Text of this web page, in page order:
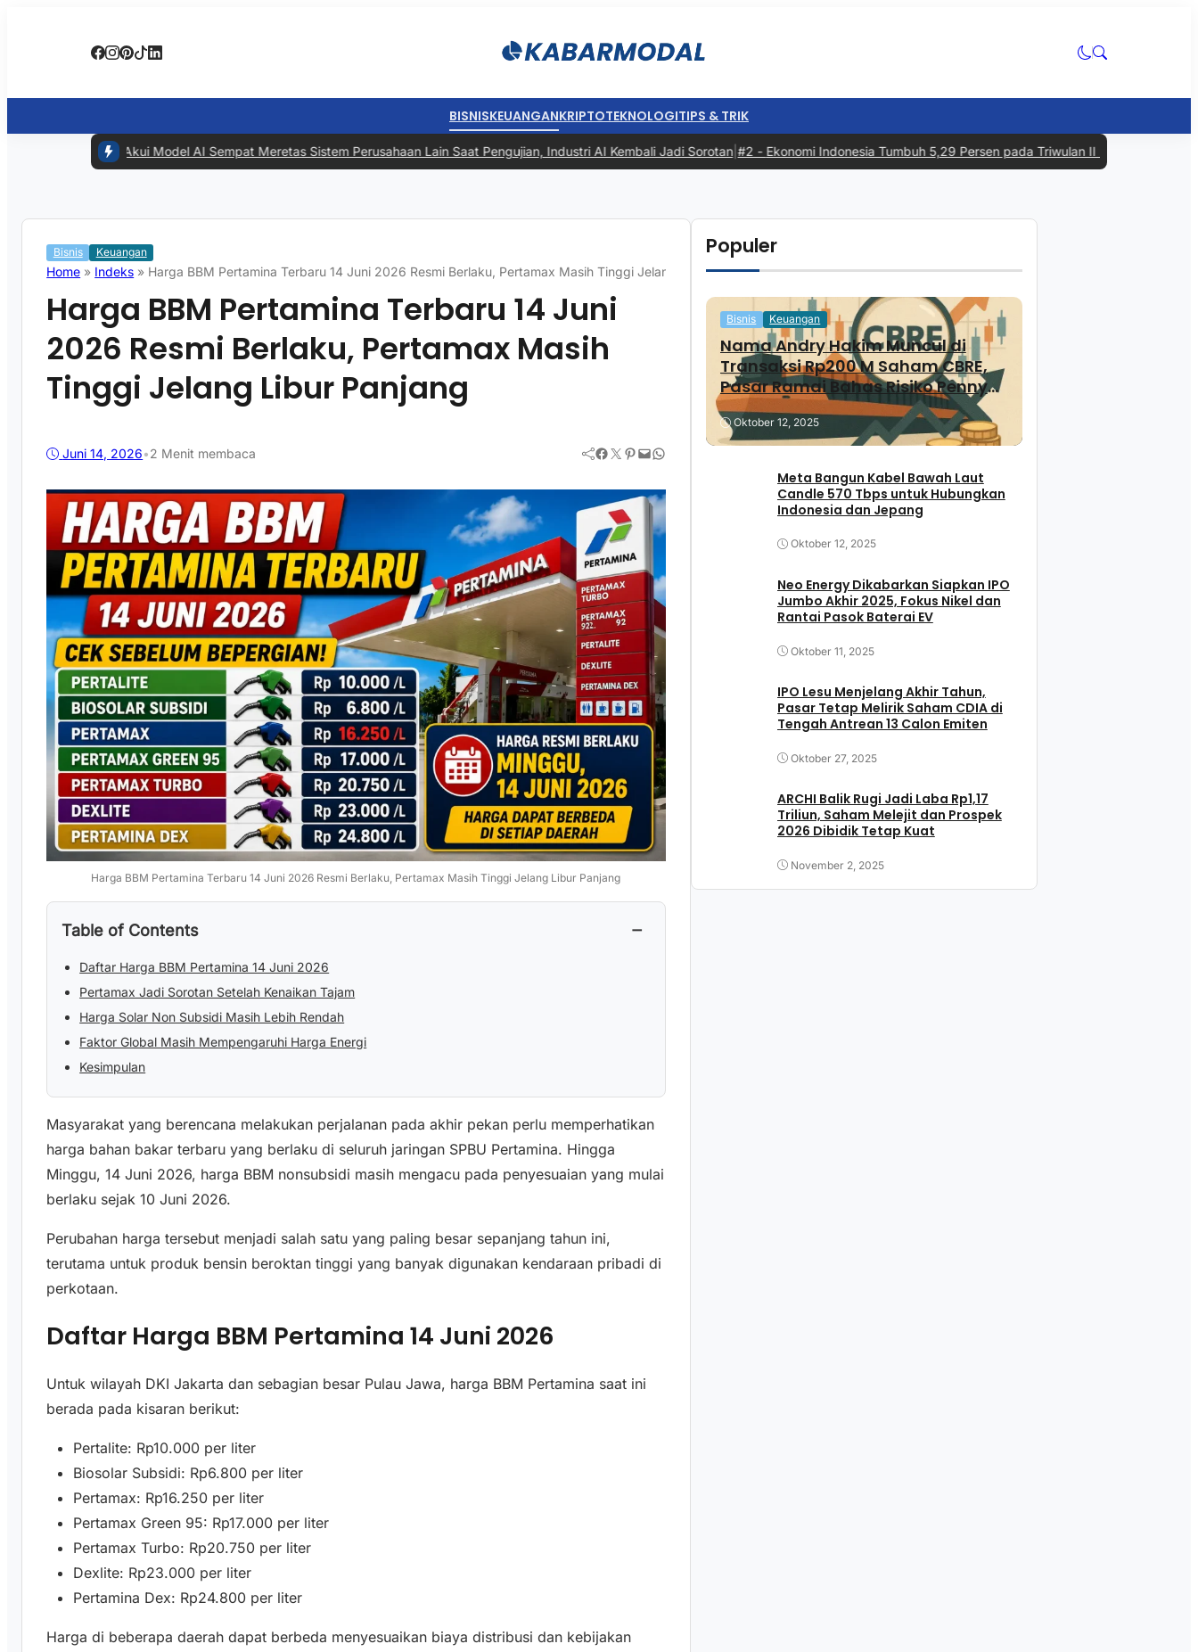
BISNISKEUANGANKRIPTOTEKNOLOGITIPS & TRIK
Meta Akui Model AI Sempat Meretas Sistem Perusahaan Lain Saat Pengujian, Industri AI Kembali Jadi Sorotan|#2 -Ekonomi Indonesia Tumbuh 5,29 Persen pada Triwulan II 2026, Tertinggi dalam
Bisnis Keuangan
Home » Indeks » Harga BBM Pertamina Terbaru 14 Juni 2026 Resmi Berlaku, Pertamax Masih Tinggi Jelang Libur Panjang
Harga BBM Pertamina Terbaru 14 Juni
2026 Resmi Berlaku, Pertamax Masih
Tinggi Jelang Libur Panjang
Juni 14, 2026•2 Menit membaca Facebook Twitter Pinterest Mail WhatsApp
Harga BBM Pertamina Terbaru 14 Juni 2026 Resmi Berlaku, Pertamax Masih Tinggi Jelang Libur Panjang
Table of Contents −
Daftar Harga BBM Pertamina 14 Juni 2026
Pertamax Jadi Sorotan Setelah Kenaikan Tajam
Harga Solar Non Subsidi Masih Lebih Rendah
Faktor Global Masih Mempengaruhi Harga Energi
Kesimpulan
Masyarakat yang berencana melakukan perjalanan pada akhir pekan perlu memperhatikan
harga bahan bakar terbaru yang berlaku di seluruh jaringan SPBU Pertamina. Hingga
Minggu, 14 Juni 2026, harga BBM nonsubsidi masih mengacu pada penyesuaian yang mulai
berlaku sejak 10 Juni 2026.
Perubahan harga tersebut menjadi salah satu yang paling besar sepanjang tahun ini,
terutama untuk produk bensin beroktan tinggi yang banyak digunakan kendaraan pribadi di
perkotaan.
Daftar Harga BBM Pertamina 14 Juni 2026
Untuk wilayah DKI Jakarta dan sebagian besar Pulau Jawa, harga BBM Pertamina saat ini
berada pada kisaran berikut:
Pertalite: Rp10.000 per liter
Biosolar Subsidi: Rp6.800 per liter
Pertamax: Rp16.250 per liter
Pertamax Green 95: Rp17.000 per liter
Pertamax Turbo: Rp20.750 per liter
Dexlite: Rp23.000 per liter
Pertamina Dex: Rp24.800 per liter
Harga di beberapa daerah dapat berbeda menyesuaikan biaya distribusi dan kebijakan
Populer
Bisnis Keuangan
Nama Andry Hakim Muncul di
Transaksi Rp200 M Saham CBRE,
Pasar Ramai Bahas Risiko Penny
Stock
Oktober 12, 2025
Meta Bangun Kabel Bawah Laut
Candle 570 Tbps untuk Hubungkan
Indonesia dan Jepang
Oktober 12, 2025
Neo Energy Dikabarkan Siapkan IPO
Jumbo Akhir 2025, Fokus Nikel dan
Rantai Pasok Baterai EV
Oktober 11, 2025
IPO Lesu Menjelang Akhir Tahun,
Pasar Tetap Melirik Saham CDIA di
Tengah Antrean 13 Calon Emiten
Oktober 27, 2025
ARCHI Balik Rugi Jadi Laba Rp1,17
Triliun, Saham Melejit dan Prospek
2026 Dibidik Tetap Kuat
November 2, 2025